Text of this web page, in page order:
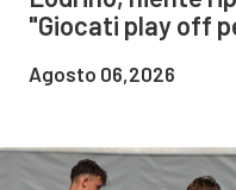
"Giocati play off
Agosto 06,2026